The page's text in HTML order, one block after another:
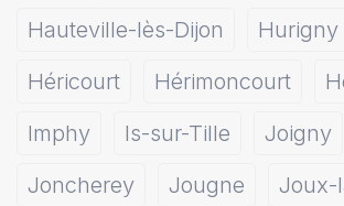
Hauteville-lès-Dijon
Hurigny
Héricourt
Hérimoncourt
Imphy
Is-sur-Tille
Joigny
Joncherey
Jougne
Joux-